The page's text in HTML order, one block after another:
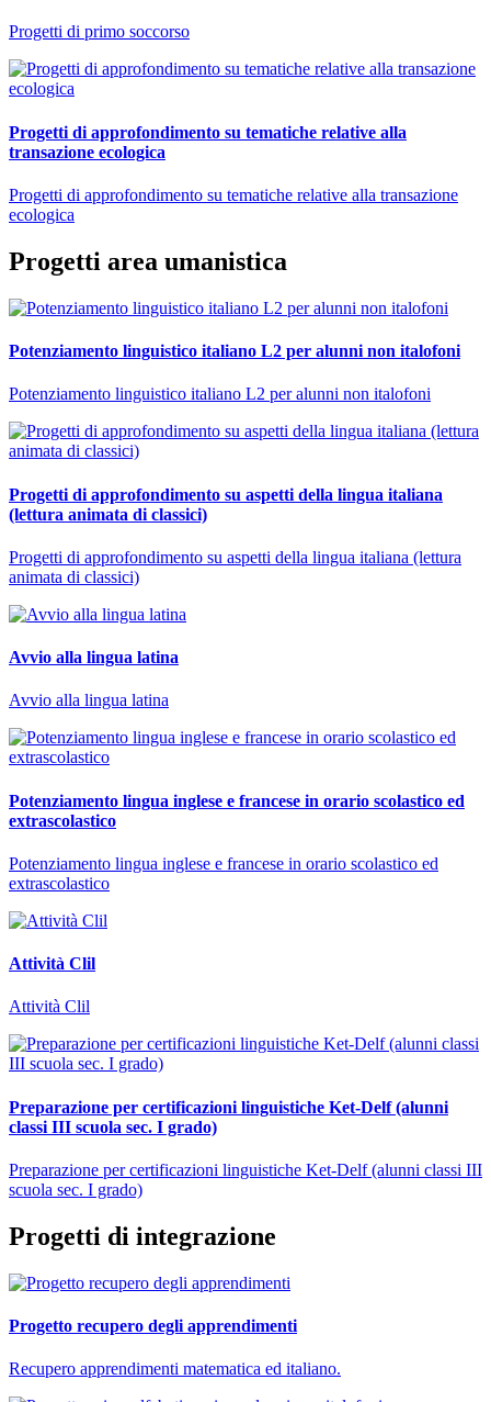
Progetti di primo soccorso
Progetti di approfondimento su tematiche relative alla
transazione ecologica
Progetti di approfondimento su tematiche relative alla transazione
ecologica
Progetti area umanistica
Potenziamento linguistico italiano L2 per alunni non italofoni
Potenziamento linguistico italiano L2 per alunni non italofoni
Progetti di approfondimento su aspetti della lingua italiana
(lettura animata di classici)
Progetti di approfondimento su aspetti della lingua italiana (lettura
animata di classici)
Avvio alla lingua latina
Avvio alla lingua latina
Potenziamento lingua inglese e francese in orario scolastico ed
extrascolastico
Potenziamento lingua inglese e francese in orario scolastico ed
extrascolastico
Attività Clil
Attività Clil
Preparazione per certificazioni linguistiche Ket-Delf (alunni
classi III scuola sec. I grado)
Preparazione per certificazioni linguistiche Ket-Delf (alunni classi III
scuola sec. I grado)
Progetti di integrazione
Progetto recupero degli apprendimenti
Recupero apprendimenti matematica ed italiano.